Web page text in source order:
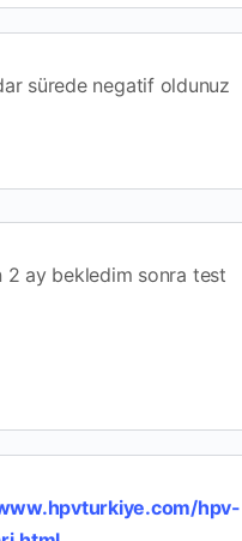
sürede negatif oldunuz
2 ay bekledim sonra test
hpv-